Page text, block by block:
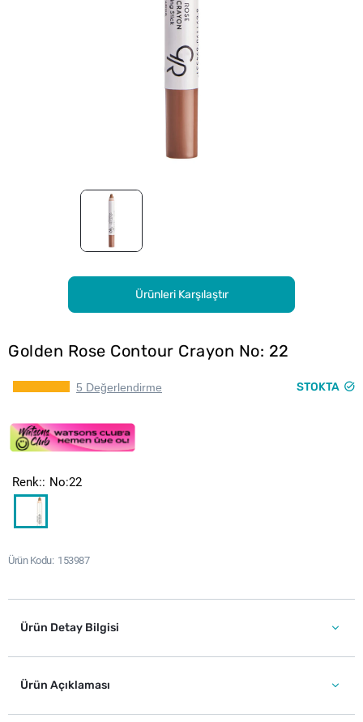
Ürünleri Karşılaştır
Golden Rose Contour Crayon No: 22
5 Değerlendirme STOKTA
Ürün Kodu 153987
Renk: No:22
Ürün Detay Bilgisi
Ürün Açıklaması